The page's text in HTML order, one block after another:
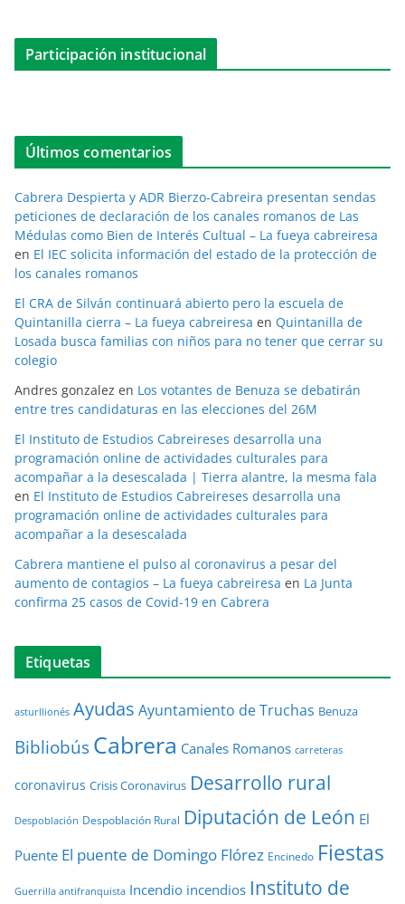
Participación institucional
Últimos comentarios
Cabrera Despierta y ADR Bierzo-Cabreira presentan sendas
peticiones de declaración de los canales romanos de Las
Médulas como Bien de Interés Cultual – La fueya cabreiresa
en El IEC solicita información del estado de la protección de
los canales romanos
El CRA de Silván continuará abierto pero la escuela de
Quintanilla cierra – La fueya cabreiresa en Quintanilla de
Losada busca familias con niños para no tener que cerrar su
colegio
Andres gonzalez en Los votantes de Benuza se debatirán
entre tres candidaturas en las elecciones del 26M
El Instituto de Estudios Cabreireses desarrolla una
programación online de actividades culturales para
acompañar a la desescalada | Tierra alantre, la mesma fala
en El Instituto de Estudios Cabreireses desarrolla una
programación online de actividades culturales para
acompañar a la desescalada
Cabrera mantiene el pulso al coronavirus a pesar del
aumento de contagios – La fueya cabreiresa en La Junta
confirma 25 casos de Covid-19 en Cabrera
Etiquetas
asturllionés Ayudas Ayuntamiento de Truchas Benuza
BibliobúsCabrera Canales Romanos carreteras
coronavirus Crisis Coronavirus Desarrollo rural
Despoblación Despoblación Rural Diputación de León El
Puente El puente de Domingo Flórez Encinedo Fiestas
Guerrilla antifranquista Incendio incendios Instituto de